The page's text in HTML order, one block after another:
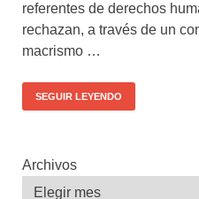
referentes de derechos
rechazan, a través de un
macrismo …
SEGUIR LEYENDO
Archivos